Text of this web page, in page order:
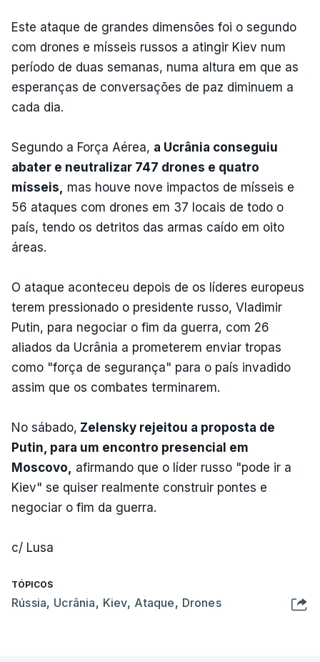
Este ataque de grandes dimensões foi o segundo
com drones e mísseis russos a atingir Kiev num
período de duas semanas, numa altura em que as
esperanças de conversações de paz diminuem a
cada dia.
Segundo a Força Aérea, a Ucrânia conseguiu
abater e neutralizar 747 drones e quatro
mísseis,
mas houve nove impactos de mísseis e
56 ataques com drones em 37 locais de todo o
país, tendo os detritos das armas caído em oito
áreas.
O ataque aconteceu depois de os líderes europeus
terem pressionado o presidente russo, Vladimir
Putin, para negociar o fim da guerra, com 26
aliados da Ucrânia a prometerem enviar tropas
como "força de segurança" para o país invadido
assim que os combates terminarem.
No sábado, Zelensky rejeitou a proposta de
Putin, para um encontro presencial em
Moscovo,
afirmando que o líder russo "pode ir a
Kiev" se quiser realmente construir pontes e
negociar o fim da guerra.
c/ Lusa
TÓPICOS
Rússia, Ucrânia, Kiev, Ataque, Drones